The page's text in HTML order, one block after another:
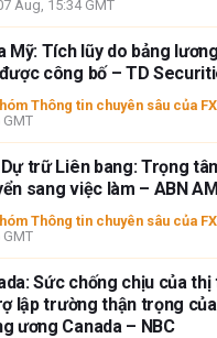
Aug, 15:34 GMT
Mỹ: Tích lũy do bảng
công bố – TD
Thông tin chuyên sâu của
GMT
trữ Liên bang: Trọng
sang việc làm – ABN
Thông tin chuyên sâu của
GMT
Sức chống chịu của
lập trường thận trọng
ương Canada – NBC